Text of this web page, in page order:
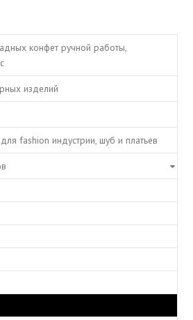
конфет ручной работы,
изделий
fashion индустрии, шуб и платьев